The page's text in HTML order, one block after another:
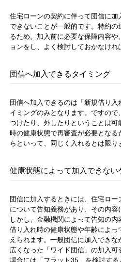
住宅ローンの契約に伴って団信に
できないことが一般的です。特約
るため、加入前に必要な保障内容
ョンをし、よく検討しておかなけれ
団信へ加入できるタイミング
団信へ加入できるのは「新規借り
イミングのみとなります。ですの
つけたり、外したりということは可
時の健康状態で再審査が必要とな
らといって、同じく入れるとは限り
健康状態によって加入できない
団信に加入するときには、住宅ロ
について告知義務があり、その内容
しかし、金融機関によって告知の内
借り入れ時の健康状態や年齢によ
えられます。一般団信に加入でき
広くなった「ワイド団信」の加入
場合には「フラット35」を検討する